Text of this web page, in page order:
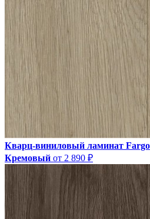
Кварц-виниловый ламинат Fargo
Кремовый от 2 890 ₽